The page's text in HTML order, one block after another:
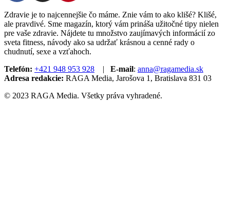
Zdravie je to najcennejšie čo máme. Znie vám to ako klišé? Klišé,
ale pravdivé. Sme magazín, ktorý vám prináša užitočné tipy nielen
pre vaše zdravie. Nájdete tu množstvo zaujímavých informácií zo
sveta fitness, návody ako sa udržať krásnou a cenné rady o
chudnutí, sexe a vzťahoch.
Telefón: +421 948 953 928 | E-mail: anna@ragamedia.sk
Adresa redakcie: RAGA Media, Jarošova 1, Bratislava 831 03
© 2023 RAGA Media. Všetky práva vyhradené.